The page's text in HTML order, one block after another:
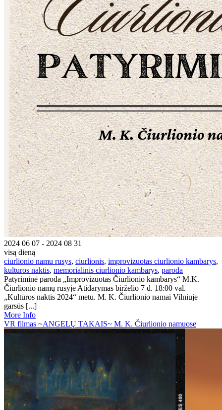
2024 06 07 - 2024 08 31
visą dieną
ciurlionio namu rusys, ciurlionis, improvizuotas ciurlionio kambarys,
kulturos naktis, memorialinis ciurlionio kambarys, paroda
Patyriminė paroda „Improvizuotas Čiurlionio kambarys“ M.K.
Čiurlionio namų rūsyje Atidarymas birželio 7 d. 18:00 val.
„Kultūros naktis 2024“ metu. M. K. Čiurlionio namai Vilniuje
garsūs [...]
More Info
VR filmas ~ANGELŲ TAKAIS~ M. K. Čiurlionio namuose